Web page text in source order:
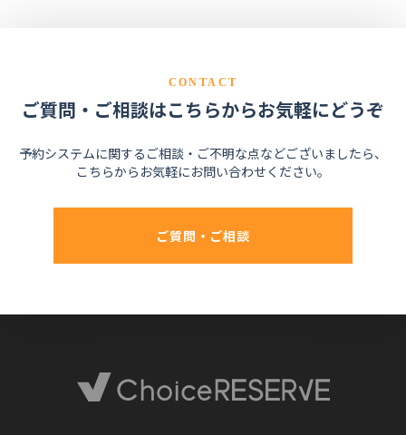
CONTACT
ご質問・ご相談はこちらからお気軽にどうぞ
予約システムに関するご相談・ご不明な点などございましたら、
こちらからお気軽にお問い合わせください。
ご質問・ご相談